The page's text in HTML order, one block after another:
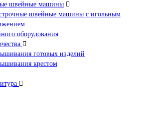
швейные машины
швейные машины с игольным
оборудования
готовых изделий
крестом